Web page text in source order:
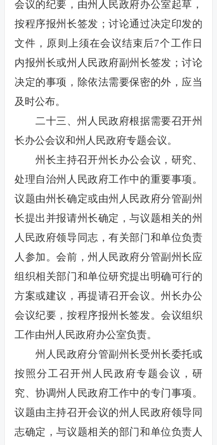
会议的纪要，由州人民政府办公室起草，
按程序报州长签发；讨论通过决定印发的
文件，原则上须在会议结束后7个工作日
内报州长或州人民政府副州长签发；讨论
决定的事项，除依法需要保密的外，应当
及时公布。
二十三、州人民政府根据需要召开州
长办公会议和州人民政府专题会议。
州长主持召开州长办公会议，研究、
处理自治州人民政府工作中的重要事项。
议题由州长确定或由州人民政府分管副州
长提出并报请州长确定，与议题相关的州
人民政府领导同志，有关部门和单位负责
人参加。会前，州人民政府分管副州长应
组织相关部门和单位研究提出明确可行的
方案或建议，再提请召开会议。州长办公
会议纪要，按程序报州长签发。会议组织
工作由州人民政府办公室负责。
州人民政府分管副州长受州长委托或
按照分工召开州人民政府专题会议，研
究、协调州人民政府工作中的专门事项。
议题由主持召开会议的州人民政府领导同
志确定，与议题相关的部门和单位负责人